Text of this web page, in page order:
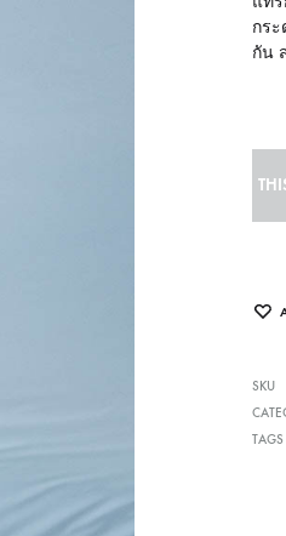
กร
กัน
SKU
TAGS